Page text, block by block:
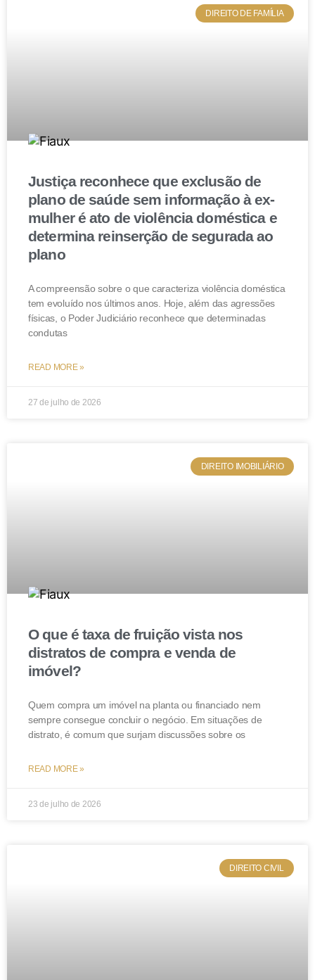
regras do site e principalmente quanto aos prazos para
DIREITO DE FAMÍLIA
Justiça reconhece que exclusão de
plano de saúde sem informação à ex-
mulher é ato de violência doméstica e
determina reinserção de segurada ao
plano
A compreensão sobre o que caracteriza violência doméstica
tem evoluído nos últimos anos. Hoje, além das agressões
físicas, o Poder Judiciário reconhece que determinadas
condutas
READ MORE »
27 de julho de 2026
DIREITO IMOBILIÁRIO
O que é taxa de fruição vista nos
distratos de compra e venda de
imóvel?
Quem compra um imóvel na planta ou financiado nem
sempre consegue concluir o negócio. Em situações de
distrato, é comum que surjam discussões sobre os
READ MORE »
23 de julho de 2026
DIREITO CIVIL